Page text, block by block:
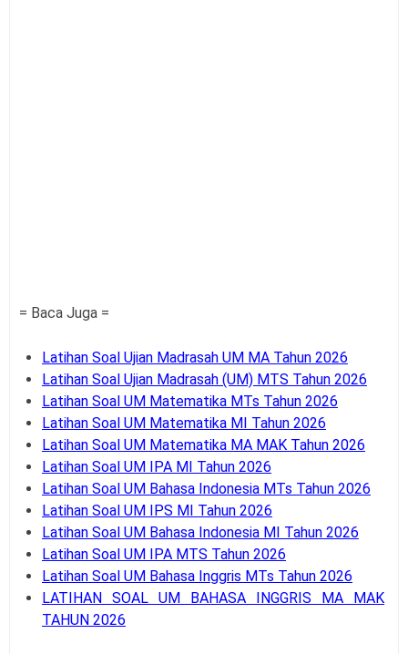
= Baca Juga =
Latihan Soal Ujian Madrasah UM MA Tahun 2026
Latihan Soal Ujian Madrasah (UM) MTS Tahun 2026
Latihan Soal UM Matematika MTs Tahun 2026
Latihan Soal UM Matematika MI Tahun 2026
Latihan Soal UM Matematika MA MAK Tahun 2026
Latihan Soal UM IPA MI Tahun 2026
Latihan Soal UM Bahasa Indonesia MTs Tahun 2026
Latihan Soal UM IPS MI Tahun 2026
Latihan Soal UM Bahasa Indonesia MI Tahun 2026
Latihan Soal UM IPA MTS Tahun 2026
Latihan Soal UM Bahasa Inggris MTs Tahun 2026
LATIHAN SOAL UM BAHASA INGGRIS MA MAK
TAHUN 2026